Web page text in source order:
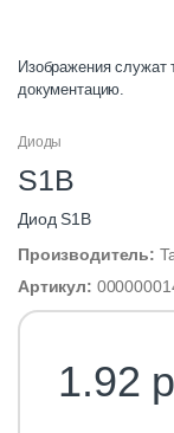
Изображения служат
документацию.
Диоды
S1B
Диод S1B
Производитель:
Артикул:
1.92